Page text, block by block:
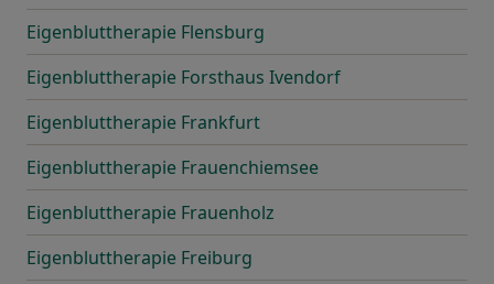
Eigenbluttherapie Flensburg
Eigenbluttherapie Forsthaus Ivendorf
Eigenbluttherapie Frankfurt
Eigenbluttherapie Frauenchiemsee
Eigenbluttherapie Frauenholz
Eigenbluttherapie Freiburg